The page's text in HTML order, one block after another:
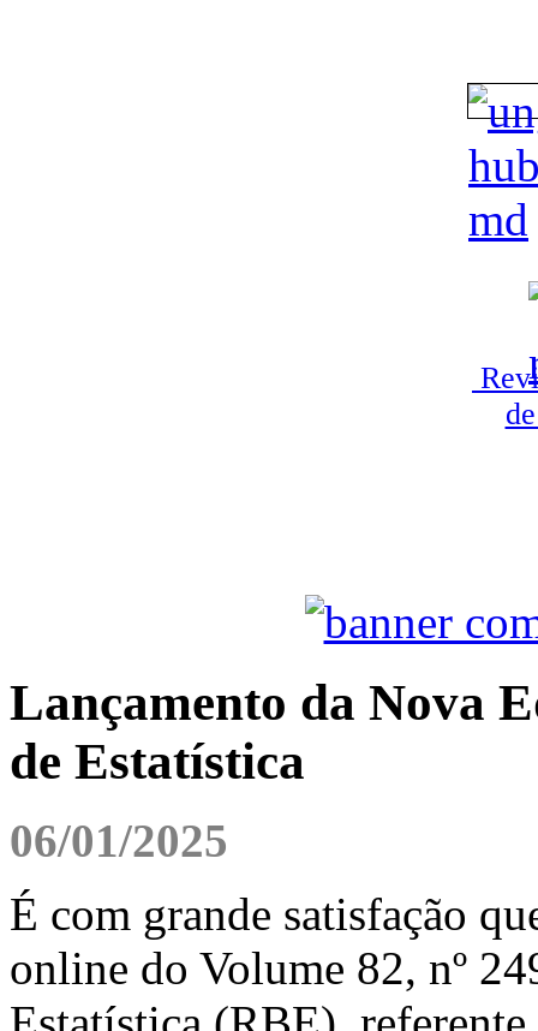
Lançamento da Nova
de Estatística
06/01/2025
É com grande satisfação
online do Volume 82, nº